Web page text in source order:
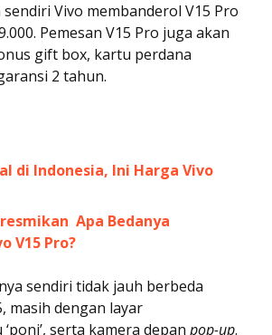
Vivo membanderol V15 Pro
Pemesan V15 Pro juga akan
gift box, kartu perdana
2 tahun.
di Indonesia, Ini Harga Vivo
 Apa Bedanya
V15 Pro?
sendiri tidak jauh berbeda
masih dengan layar
‘poni’, serta kamera depan pop-up.